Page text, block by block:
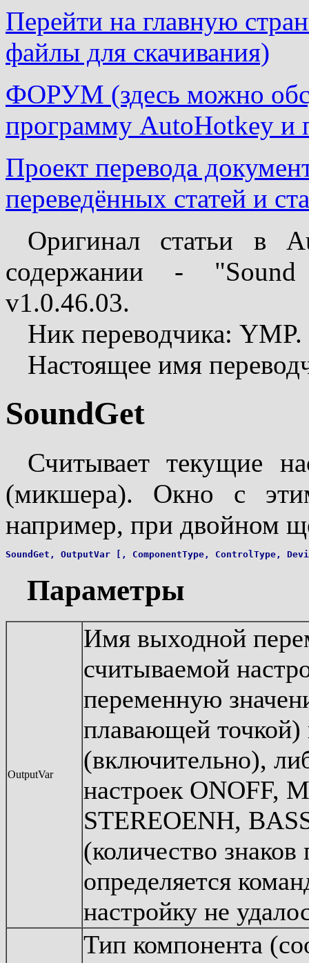
Перейти на главную
файлы для скачивания)
ФОРУМ (здесь можно
программу AutoHotkey и
Проект перевода
переведённых статей и
Оригинал статьи в
содержании -
v1.0.46.03.
Ник переводчика: YMP.
Настоящее имя
SoundGet
Считывает текущие
(микшера). Окно с
например, при двойном
Параметры
OutputVar
Имя выходной
считываемой
переменную
плавающей точкой)
(включительно),
настроек ONOFF,
STEREOENH,
(количество
определяется
настройку не
Тип компонента